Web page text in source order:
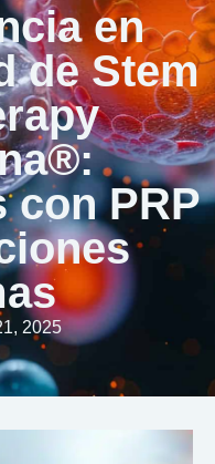
en
de Stem
con PRP
2025